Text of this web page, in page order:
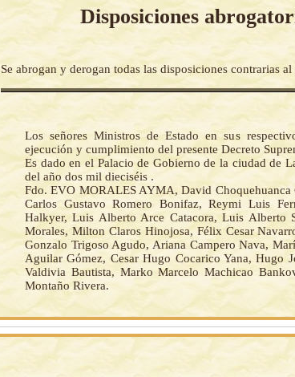
Disposiciones
Se abrogan y derogan todas las disposiciones contrarias
Los señores Ministros de Estado en sus
ejecución y cumplimiento del presente Decreto
Es dado en el Palacio de Gobierno de la ciudad de
del año dos mil dieciséis .
Fdo. EVO MORALES AYMA, David Choquehuanca
Carlos Gustavo Romero Bonifaz, Reymi Luis
Halkyer, Luis Alberto Arce Catacora, Luis Alberto
Morales, Milton Claros Hinojosa, Félix Cesar
Gonzalo Trigoso Agudo, Ariana Campero Nava,
Aguilar Gómez, Cesar Hugo Cocarico Yana, Hugo
Valdivia Bautista, Marko Marcelo Machicao
Montaño Rivera.